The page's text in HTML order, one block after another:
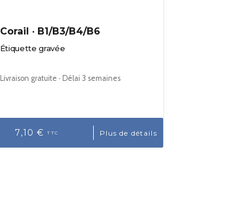
Corail · B1/B3/B4/B6
Étiquette gravée
Livraison gratuite · Délai 3 semaines
7,10 € TTC Plus de détails